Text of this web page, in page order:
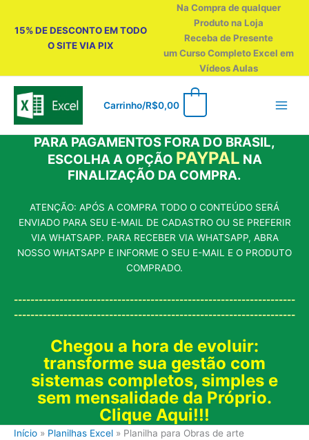
15% DE DESCONTO EM TODO
O SITE VIA PIX
Na Compra de qualquer
Produto na Loja
Receba de Presente
um Curso Completo Excel em
Vídeos Aulas
Carrinho/R$0,00
PARA PAGAMENTOS FORA DO BRASIL,
ESCOLHA A OPÇÃO PAYPAL NA
FINALIZAÇÃO DA COMPRA.
ATENÇÃO: APÓS A COMPRA TODO O CONTEÚDO SERÁ
ENVIADO PARA SEU E-MAIL DE CADASTRO OU SE PREFERIR
VIA WHATSAPP. PARA RECEBER VIA WHATSAPP, ABRA
NOSSO WHATSAPP E INFORME O SEU E-MAIL E O PRODUTO
COMPRADO.
--------------------------------------------------------------------
--------------------------------------------------------------------
Chegou a hora de evoluir:
transforme sua gestão com
sistemas completos, simples e
sem mensalidade da Próprio.
Clique Aqui!!!
Início Planilhas Excel Planilha para Obras de arte